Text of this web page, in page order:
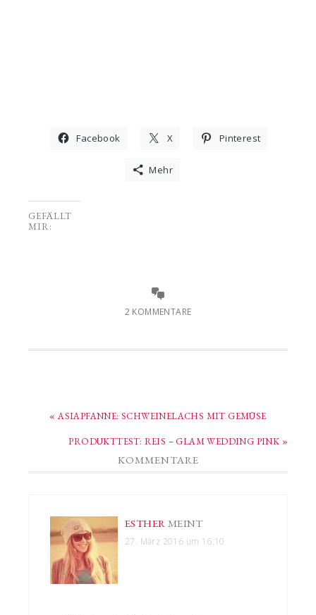
Facebook X Pinterest
Mehr
GEFÄLLT
MIR:
2 KOMMENTARE
« ASIAPFANNE: SCHWEINELACHS MIT GEMÜSE
PRODUKTTEST: REIS – GLAM WEDDING PINK »
KOMMENTARE
ESTHER MEINT
27. März 2016 um 16:10